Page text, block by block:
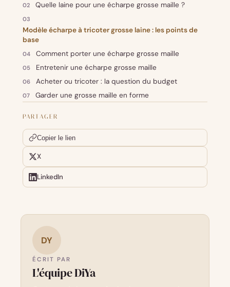
Quelle laine pour une écharpe grosse maille ?
Modèle écharpe à tricoter grosse laine : les points de
base
Comment porter une écharpe grosse maille
Entretenir une écharpe grosse maille
Acheter ou tricoter : la question du budget
Garder une grosse maille en forme
PARTAGER
Copier le lien
X
LinkedIn
DY
ÉCRIT PAR
L'équipe DiYa